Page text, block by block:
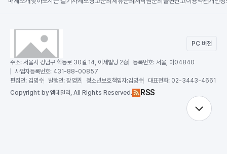
PC 버전
주소: 서울시 강남구 학동로 30길 14, 이세빌딩 2층 등록번호: 서울, 아04840
사업자등록번호: 431-88-00857
편집인: 김명수 발행인: 장영권 청소년보호책임자:김명수 대표전화: 02-3443-4661
Copyright by 엠데일리, All Rights Reserved. RSS